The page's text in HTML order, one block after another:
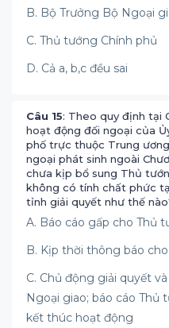
B. Bộ Trưởng Bộ Ngoại
C. Thủ tướng Chính phủ
D. Cả a, b,c đều sai
Câu 15: Theo quy định tại
hoạt động đối ngoại của
phố trực thuộc Trung
ngoại phát sinh ngoài
chưa kịp bổ sung Thủ
không có tính chất phức
tỉnh giải quyết như thế
A. Báo cáo gấp cho Thủ
B. Kịp thời thông báo
C. Chủ động giải quyết
Ngoại giao; báo cáo Thủ
kết thúc hoạt động